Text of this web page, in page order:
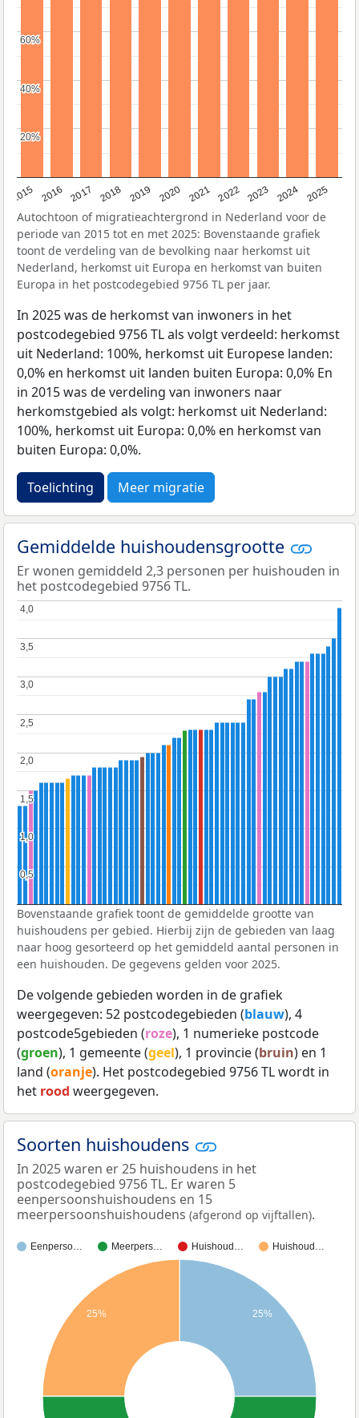
2015 2016 2017 2018 2019 2020 2021 2022 2023 2024 2025
20%
20%
40%
40%
60%
60%
Autochtoon of migratieachtergrond in Nederland voor de
periode van 2015 tot en met 2025: Bovenstaande grafiek
toont de verdeling van de bevolking naar herkomst uit
Nederland, herkomst uit Europa en herkomst van buiten
Europa in het postcodegebied 9756 TL per jaar.
In 2025 was de herkomst van inwoners in het
postcodegebied 9756 TL als volgt verdeeld: herkomst
uit Nederland: 100%, herkomst uit Europese landen:
0,0% en herkomst uit landen buiten Europa: 0,0% En
in 2015 was de verdeling van inwoners naar
herkomstgebied als volgt: herkomst uit Nederland:
100%, herkomst uit Europa: 0,0% en herkomst van
buiten Europa: 0,0%.
Toelichting Meer migratie
Gemiddelde huishoudensgrootte
Er wonen gemiddeld 2,3 personen per huishouden in
het postcodegebied 9756 TL.
0,5
0,5
1,0
1,0
1,5
1,5
2,0
2,0
2,5
2,5
3,0
3,0
3,5
3,5
4,0
4,0
Bovenstaande grafiek toont de gemiddelde grootte van
huishoudens per gebied. Hierbij zijn de gebieden van laag
naar hoog gesorteerd op het gemiddeld aantal personen in
een huishouden. De gegevens gelden voor 2025.
De volgende gebieden worden in de grafiek
weergegeven: 52 postcodegebieden (blauw), 4
postcode5gebieden (roze), 1 numerieke postcode
(groen), 1 gemeente (geel), 1 provincie (bruin) en 1
land (oranje). Het postcodegebied 9756 TL wordt in
het rood weergegeven.
Soorten huishoudens
In 2025 waren er 25 huishoudens in het
postcodegebied 9756 TL. Er waren 5
eenpersoonshuishoudens en 15
meerpersoonshuishoudens (afgerond op vijftallen).
Eenperso… Meerpers… Huishoud… Huishoud…
25%
25%